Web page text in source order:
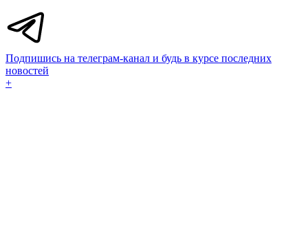
Подпишись на телеграм-канал и будь в курсе последних
новостей
+